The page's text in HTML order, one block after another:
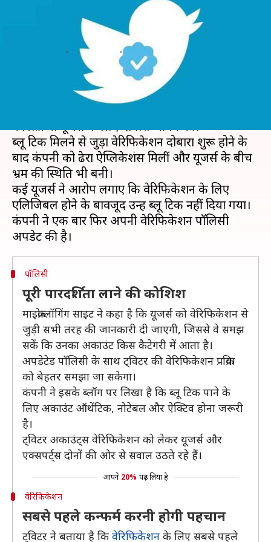
पॉलिसी, 'ब्लू टिक' मिलने की प्रक्रिया
समझना होगा आसान
Dec 19, 2021 06:14 pm
की प्रक्रिया यूजर्स के लिए दोबारा ओपेन की।
ब्लू टिक मिलने से जुड़ा वेरिफिकेशन दोबारा शुरू होने के
बाद कंपनी को ढेरों ऐप्लिकेशंस मिलीं और यूजर्स के बीच
भ्रम की स्थिति भी बनी।
कई यूजर्स ने आरोप लगाए कि वेरिफिकेशन के लिए
एलिजिबल होने के बावजूद उन्हें ब्लू टिक नहीं दिया गया।
कंपनी ने एक बार फिर अपनी वेरिफिकेशन पॉलिसी
पॉलिसी
पूरी पारदर्शिता लाने की कोशिश
माइक्रोब्लॉगिंग साइट ने कहा है कि यूजर्स को वेरिफिकेशन से
जुड़ी सभी तरह की जानकारी दी जाएगी, जिससे वे समझ
सकें कि उनका अकाउंट किस कैटेगरी में आता है।
अपडेटेड पॉलिसी के साथ ट्विटर की वेरिफिकेशन प्रक्रिया
को बेहतर समझा जा सकेगा।
कंपनी ने इसके ब्लॉग पर लिखा है कि ब्लू टिक पाने के
लिए अकाउंट ऑथेंटिक, नोटेबल और ऐक्टिव होना जरूरी
है।
ट्विटर अकाउंट्स वेरिफिकेशन को लेकर यूजर्स और
एक्सपर्ट्स दोनों की ओर से सवाल उठते रहे हैं।
आपने 20% पढ़ लिया है
वेरिफिकेशन
सबसे पहले कन्फर्म करनी होगी पहचान
ट्विटर ने बताया है कि वेरिफिकेशन के लिए सबसे पहले